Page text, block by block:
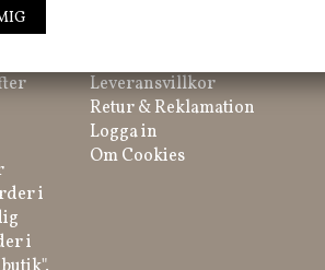
i
i
Leveransvillkor
Retur & Reklamation
Logga in
Om Cookies